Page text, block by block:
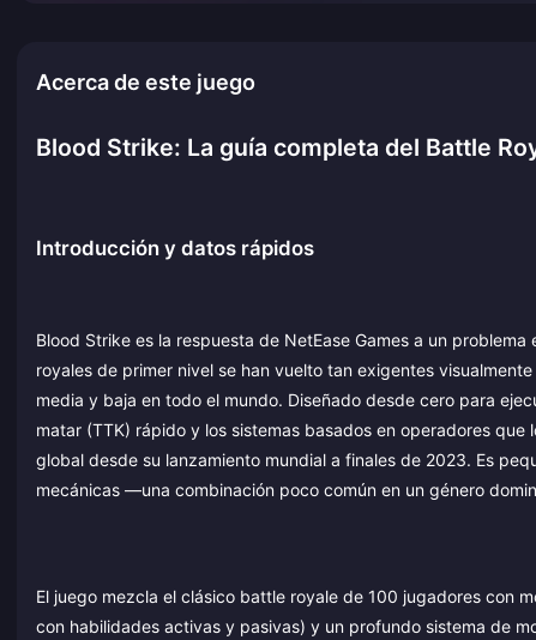
Acerca de este juego
Blood Strike: La guía completa del Battle
Introducción y datos rápidos
Blood Strike es la respuesta de NetEase Games a un
royales de primer nivel se han vuelto tan exigentes
media y baja en todo el mundo. Diseñado desde cero para
matar (TTK) rápido y los sistemas basados en operadores
global desde su lanzamiento mundial a finales de 2023. Es
mecánicas —una combinación poco común en un género
El juego mezcla el clásico battle royale de 100 jugadores con
con habilidades activas y pasivas) y un profundo sistema de